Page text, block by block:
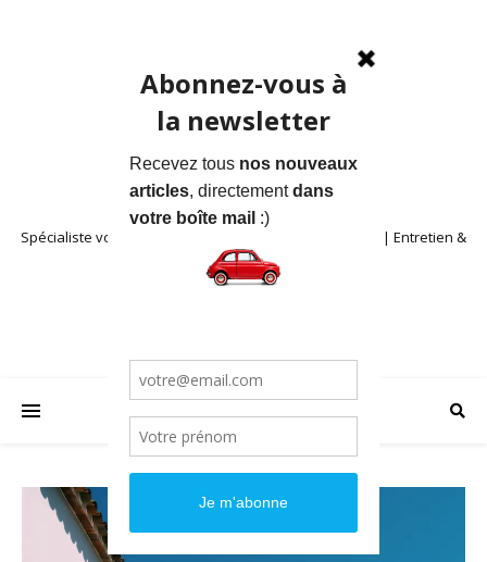
Spécialiste voitures anciennes en Provence | Location | Entretien &
Restauration | Blog